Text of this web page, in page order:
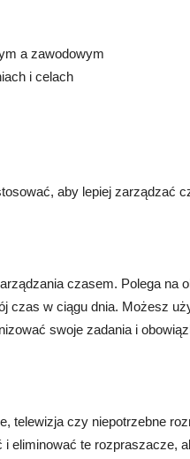
a zawodowym
i celach
aby lepiej zarządzać
czasem. Polega na
czas w ciągu dnia. Możesz
swoje zadania i
telewizja czy niepotrzebne
eliminować te rozpraszacze,